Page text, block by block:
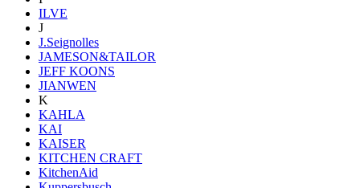
ILVE
J
J.Seignolles
JAMESON&TAILOR
JEFF KOONS
JIANWEN
K
KAHLA
KAI
KAISER
KITCHEN CRAFT
KitchenAid